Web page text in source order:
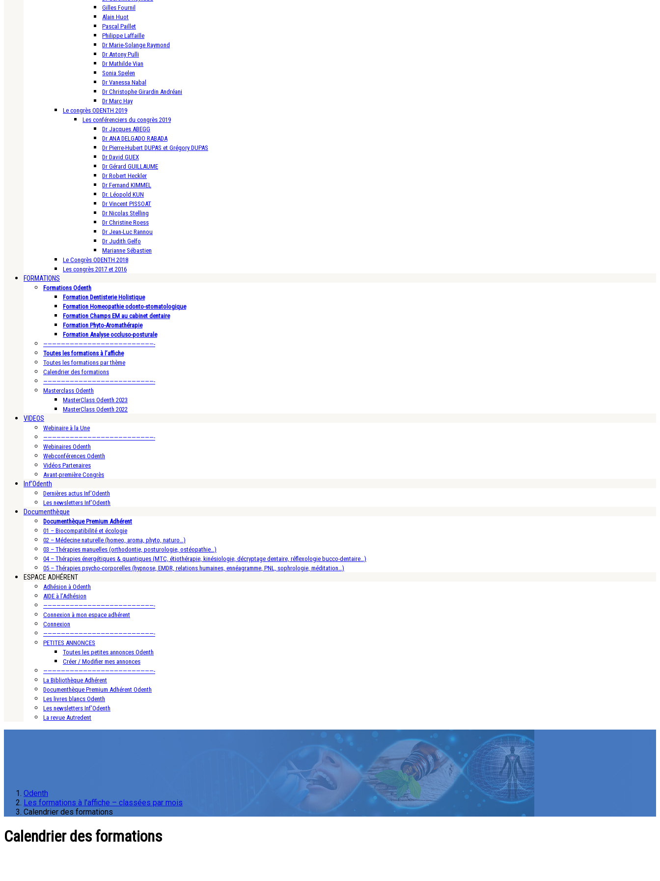
Gilles Fournil
Alain Huot
Pascal Paillet
Philippe Laffaille
Dr Marie-Solange Raymond
Dr Antony Pulli
Dr Mathilde Vian
Sonia Spelen
Dr Vanessa Nabal
Dr Christophe Girardin Andréani
Dr Marc Hay
Le congrès ODENTH 2019
Les conférenciers du congrès 2019
Dr Jacques ABEGG
Dr ANA DELGADO RABADA
Dr Pierre-Hubert DUPAS et Grégory DUPAS
Dr David GUEX
Dr Gérard GUILLAUME
Dr Robert Heckler
Dr Fernand KIMMEL
Dr. Léopold KUN
Dr Vincent PISSOAT
Dr Nicolas Stelling
Dr Christine Roess
Dr Jean-Luc Rannou
Dr Judith Gelfo
Marianne Sébastien
Le Congrès ODENTH 2018
Les congrès 2017 et 2016
FORMATIONS
Formations Odenth
Formation Dentisterie Holistique
Formation Homeopathie odonto-stomatologique
Formation Champs EM au cabinet dentaire
Formation Phyto-Aromathérapie
Formation Analyse occluso-posturale
—————————————————————————-
Toutes les formations à l’affiche
Toutes les formations par thème
Calendrier des formations
—————————————————————————-
Masterclass Odenth
MasterClass Odenth 2023
MasterClass Odenth 2022
VIDEOS
Webinaire à la Une
—————————————————————————-
Webinaires Odenth
Webconférences Odenth
Vidéos Partenaires
Avant-première Congrès
Inf’Odenth
Dernières actus Inf’Odenth
Les newsletters Inf’Odenth
Documenthèque
Documenthèque Premium Adhérent
01 – Biocompatibilité et écologie
02 – Médecine naturelle (homeo, aroma, phyto, naturo…)
03 – Thérapies manuelles (orthodontie, posturologie, ostéopathie…)
04 – Thérapies énergétiques & quantiques (MTC, étiothérapie, kinésiologie, décryptage dentaire, réflexologie bucco-dentaire…)
05 – Thérapies psycho-corporelles (hypnose, EMDR, relations humaines, ennéagramme, PNL, sophrologie, méditation…)
ESPACE ADHÉRENT
Adhésion à Odenth
AIDE à l’Adhésion
—————————————————————————-
Connexion à mon espace adhérent
Connexion
—————————————————————————-
PETITES ANNONCES
Toutes les petites annonces Odenth
Créer / Modifier mes annonces
—————————————————————————-
La Bibliothèque Adhérent
Documenthèque Premium Adhérent Odenth
Les livres blancs Odenth
Les newsletters Inf’Odenth
La revue Autredent
Odenth
Les formations à l’affiche – classées par mois
Calendrier des formations
Calendrier des formations